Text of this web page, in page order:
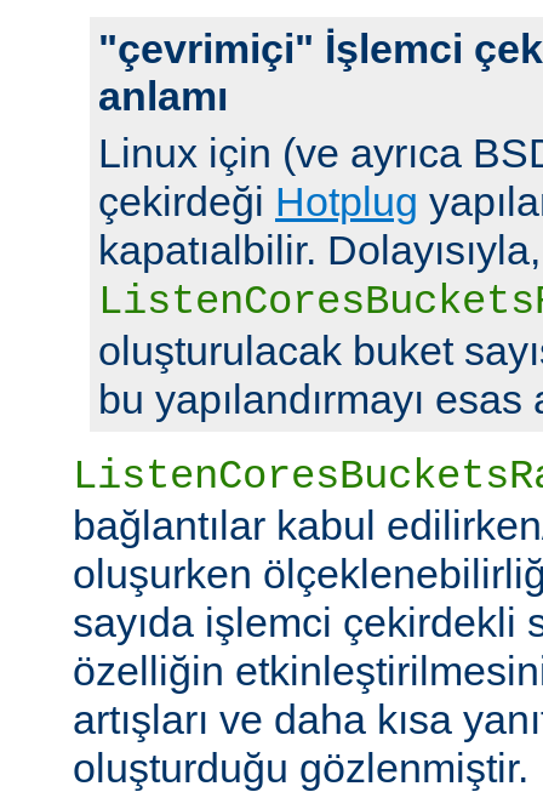
"çevrimiçi" İşlemci
anlamı
Linux için (ve ayrıca
çekirdeği Hotplug
kapatıalbilir. Dolayısıyla,
oluşturulacak buket
bu yapılandırmayı esas
bağlantılar kabul
oluşurken
sayıda işlemci çekirdekli
özelliğin
artışları ve daha kısa
oluşturduğu gözlenmiştir.